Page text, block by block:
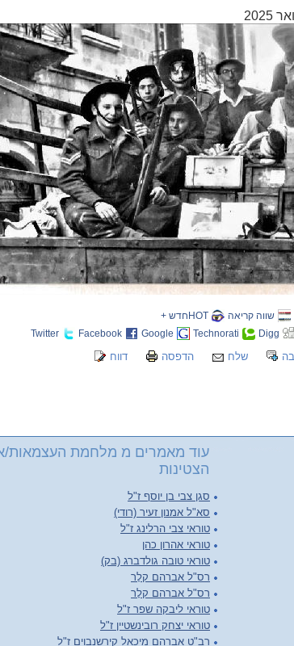
שווה קריאה
HOTחדש +
Digg
Technorati
Google
Facebook
Twitter
שלח הדפסה דווח
עוד מאמרים מ מלחמת העצמאות/
הצטינות
סגן צבי בן יוסף ז"ל
סא"ל אמנון זעיר (רודי)
טוראי צבי הרלינג ז"ל
טוראי אהרון כהן
טוראי טובה גולדברג (בק)
רס"ל אברהם קלָר
רס"ל אברהם קלָר
טוראי ליבקה שפר ז"ל
טוראי יצחק רובינשטיין ז"ל
רב"ט אברהם מיכאל קירשנבוים ז"ל